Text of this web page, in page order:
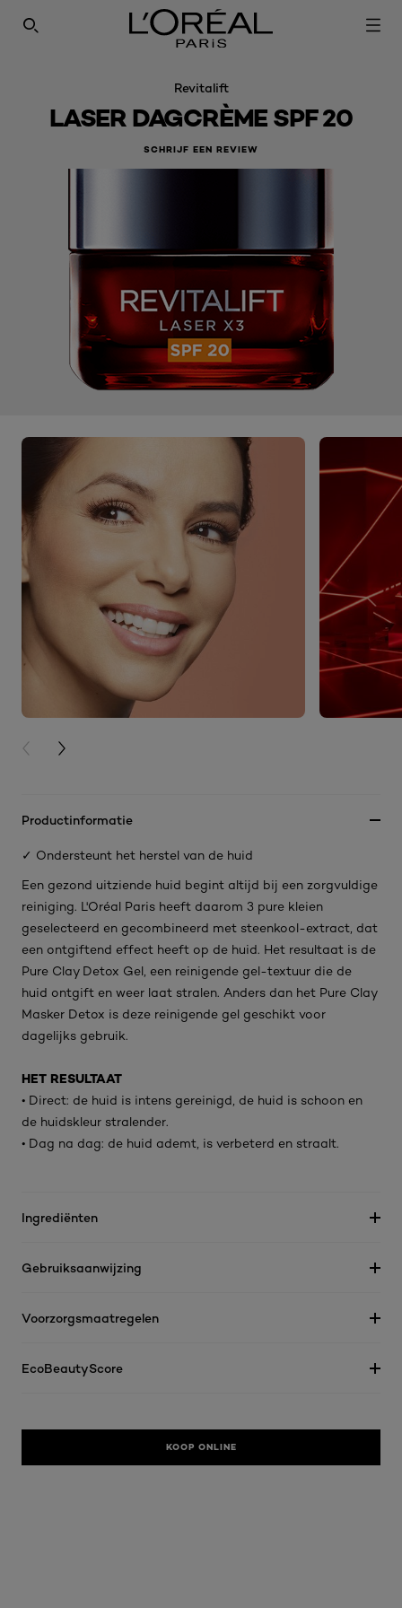
SEARCH THIS SITE
Revitalift
LASER DAGCRÈME SPF 20
SCHRIJF EEN REVIEW
PREVIOUS CARD
NEXT CARD
Productinformatie
✓ Ondersteunt het herstel van de huid
Een gezond uitziende huid begint altijd bij een zorgvuldige
reiniging. L'Oréal Paris heeft daarom 3 pure kleien
geselecteerd en gecombineerd met steenkool-extract, dat
een ontgiftend effect heeft op de huid. Het resultaat is de
Pure Clay Detox Gel, een reinigende gel-textuur die de
huid ontgift en weer laat stralen. Anders dan het Pure Clay
Masker Detox is deze reinigende gel geschikt voor
dagelijks gebruik.
HET RESULTAAT
• Direct: de huid is intens gereinigd, de huid is schoon en
de huidskleur stralender.
• Dag na dag: de huid ademt, is verbeterd en straalt.
Ingrediënten
Gebruiksaanwijzing
Voorzorgsmaatregelen
EcoBeautyScore
KOOP ONLINE